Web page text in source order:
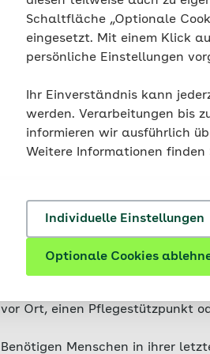
Schaltfläche „Optionale
eingesetzt. Mit einem Klick
persönliche Einstellungen
Ihr Einverständnis kann
werden. Verarbeitungen bis
informieren wir ausführlich
Weitere Informationen finden
Individuelle Einstellungen
Optionale Cookies
Zur Pflegeberatung
AOK
Die AOK kommt für die
Menschen auf. Sie trägt die
Krankenhauses oder in einem
Sterbebegleitung zu Hause wird
vor Ort, einen Pflegestützpunkt
Benötigen Menschen in ihrer